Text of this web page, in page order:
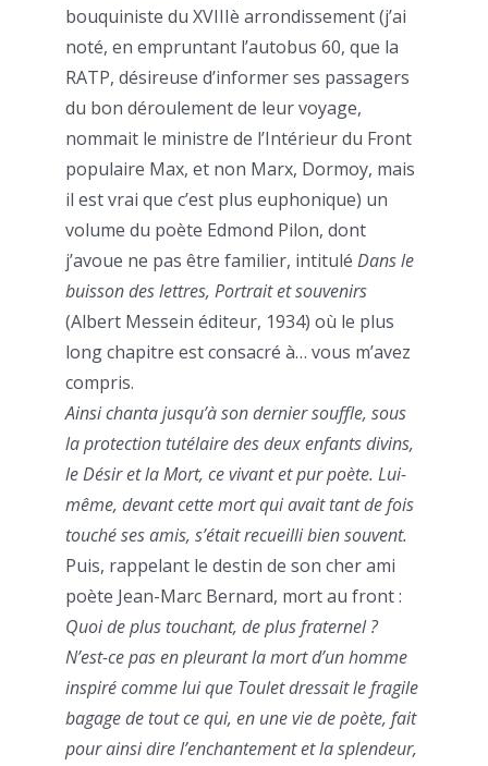
bouquiniste du XVIIIè arrondissement (j’ai
noté, en empruntant l’autobus 60, que la
RATP, désireuse d’informer ses passagers
du bon déroulement de leur voyage,
nommait le ministre de l’Intérieur du Front
populaire Max, et non Marx, Dormoy, mais
il est vrai que c’est plus euphonique) un
volume du poète Edmond Pilon, dont
j’avoue ne pas être familier, intitulé Dans le
buisson des lettres, Portrait et souvenirs
(Albert Messein éditeur, 1934) où le plus
long chapitre est consacré à… vous m’avez
compris.
Ainsi chanta jusqu’à son dernier souffle, sous
la protection tutélaire des deux enfants divins,
le Désir et la Mort, ce vivant et pur poète. Lui-
même, devant cette mort qui avait tant de fois
touché ses amis, s’était recueilli bien souvent.
Puis, rappelant le destin de son cher ami
poète Jean-Marc Bernard, mort au front :
Quoi de plus touchant, de plus fraternel ?
N’est-ce pas en pleurant la mort d’un homme
inspiré comme lui que Toulet dressait le fragile
bagage de tout ce qui, en une vie de poète, fait
pour ainsi dire l’enchantement et la splendeur,